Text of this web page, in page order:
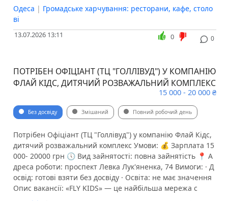
Одеса | Громадське харчування: ресторани, кафе, столо
ві
13.07.2026 13:11 0
0
ПОТРІБЕН ОФІЦІАНТ (ТЦ "ГОЛЛІВУД") У КОМПАНІЮ
ФЛАЙ КІДС, ДИТЯЧИЙ РОЗВАЖАЛЬНИЙ КОМПЛЕКС
15 000 - 20 000 ₴
Без досвіду Змішаний Повний робочий день
Потрібен Офіціант (ТЦ "Голлівуд") у компанію Флай Кідс,
дитячий розважальний комплекс Умови: 💰 Зарплата 15
000- 20000 грн 🕔 Вид зайнятості: повна зайнятість 📍 А
дреса роботи: проспект Левка Лук'яненка, 74 Вимоги: · Д
освід: готові взяти без досвіду · Освіта: не має значення
Опис вакансії: «FLY KIDS» — це найбільша мережа с